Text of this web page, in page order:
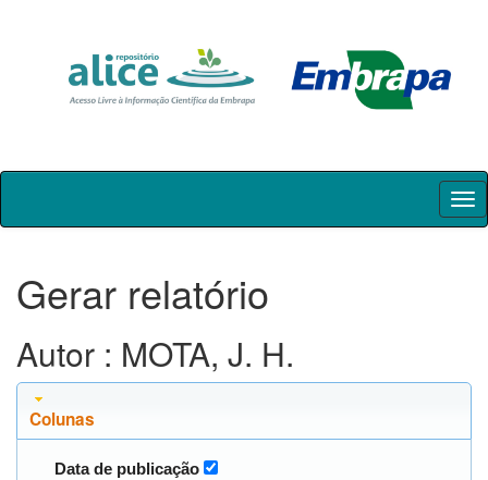
Skip
Gerar relatório
Autor : MOTA, J. H.
Colunas
Data de publicação